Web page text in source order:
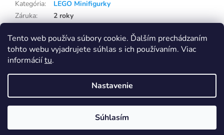
Tento web používa súbory cookie. Ďalším prechádzaním
tohto webu vyjadrujete súhlas s ich používaním. Viac
informáciítu.
Nastavenie
Súhlasím
Eshop na samostatné doméně Capi-cap.sk ukončujeme, nákup i pro
Slovensko přesunujeme na doménu Capi-cap.cz
Ceny, dopravy ani nic jiného se pro vás nemění, naopak se rozšíří
sortiment. Pokud máte na SK eshopu věrnostní slevu, napište nám a
Kategória:
LEGO Minifigurky
Záruka:
2 roky
EAN
5702014734722
Vytvoril Shoptet
Capi-cap.sk. Všetky práva vyhradené.